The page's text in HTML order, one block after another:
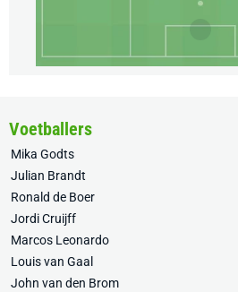
Voetballers
Mika Godts
Julian Brandt
Ronald de Boer
Jordi Cruijff
Marcos Leonardo
Louis van Gaal
John van den Brom